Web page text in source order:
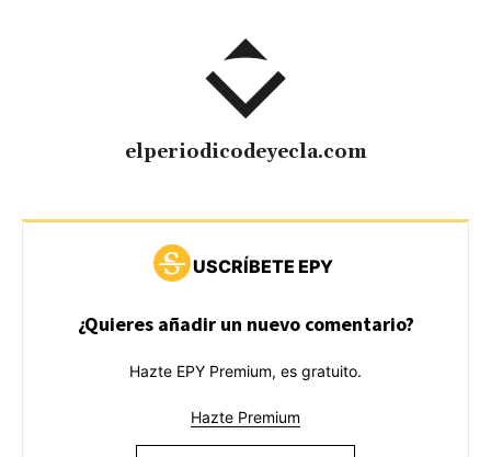
elperiodicodeyecla.com
USCRÍBETE EPY
¿Quieres añadir un nuevo comentario?
Hazte EPY Premium, es gratuito.
Hazte Premium